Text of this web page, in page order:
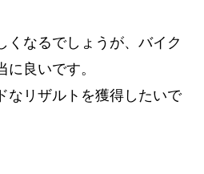
くなるでしょうが、バイク
良いです。
なリザルトを獲得したいで